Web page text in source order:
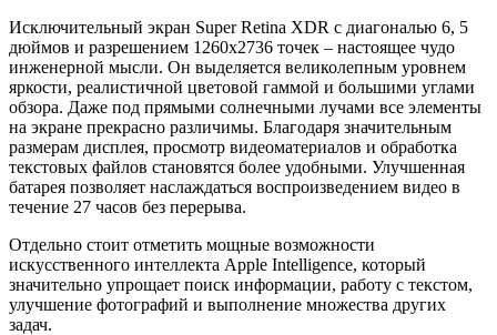
Исключительный экран Super Retina XDR с диагональю 6, 5
дюймов и разрешением 1260x2736 точек – настоящее чудо
инженерной мысли. Он выделяется великолепным уровнем
яркости, реалистичной цветовой гаммой и большими углами
обзора. Даже под прямыми солнечными лучами все элементы
на экране прекрасно различимы. Благодаря значительным
размерам дисплея, просмотр видеоматериалов и обработка
текстовых файлов становятся более удобными. Улучшенная
батарея позволяет наслаждаться воспроизведением видео в
течение 27 часов без перерыва.
Отдельно стоит отметить мощные возможности
искусственного интеллекта Apple Intelligence, который
значительно упрощает поиск информации, работу с текстом,
улучшение фотографий и выполнение множества других
задач.